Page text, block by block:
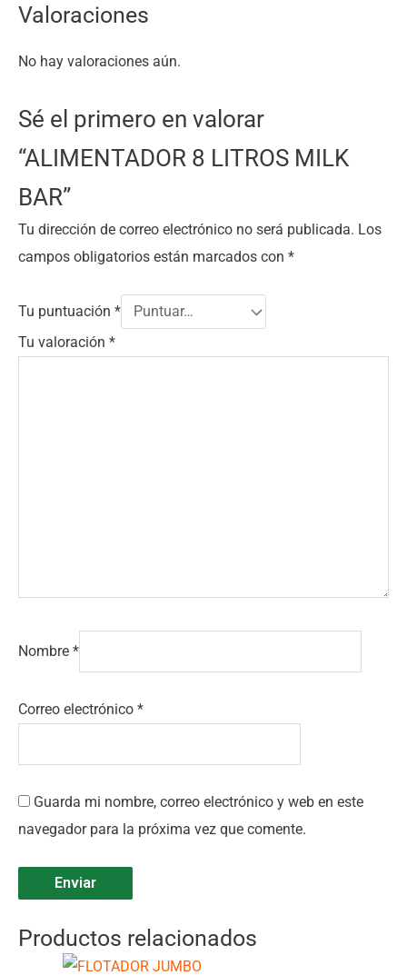
Valoraciones
No hay valoraciones aún.
Sé el primero en valorar
“ALIMENTADOR 8 LITROS MILK
BAR”
Tu dirección de correo electrónico no será publicada. Los
campos obligatorios están marcados con *
Tu puntuación *
Tu valoración *
Nombre *
Correo electrónico *
Guarda mi nombre, correo electrónico y web en este
navegador para la próxima vez que comente.
Productos relacionados